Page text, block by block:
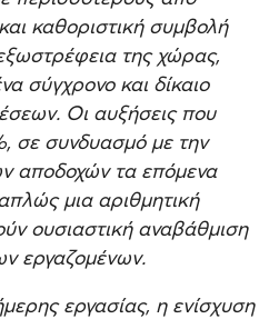
καθοριστική συμβολή
της χώρας,
σύγχρονο και δίκαιο
Οι αυξήσεις που
σε συνδυασμό με την
αποδοχών τα επόμενα
μια αριθμητική
ουσιαστική αναβάθμιση
εργαζομένων.
εργασίας, η ενίσχυση